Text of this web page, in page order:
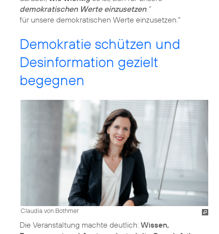
demokratischen Werte einzusetzen.“
Demokratie schützen und
Desinformation gezielt
begegnen
Claudia von Bothmer
Die Veranstaltung machte deutlich: Wissen,